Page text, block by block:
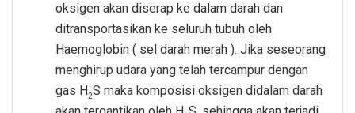
oksigen akan diserap ke dalam darah dan
ditransportasikan ke seluruh tubuh oleh
Haemoglobin ( sel darah merah ). Jika seseorang
menghirup udara yang telah tercampur dengan
gas H2S maka komposisi oksigen didalam darah